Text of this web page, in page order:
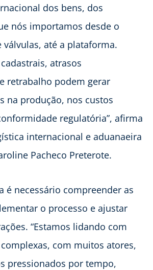
dos bens, dos
nós importamos desde o
válvulas, até a plataforma.
atrasos
retrabalho podem gerar
na produção, nos custos
regulatória”, afirma
internacional e aduanaeira
Pacheco Preterote.
é necessário compreender as
o processo e ajustar
“Estamos lidando com
com muitos atores,
pressionados por tempo,